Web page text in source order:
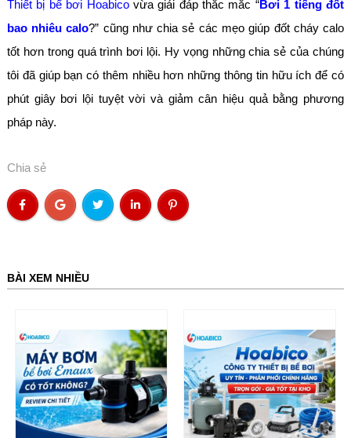
Thiết bị bể bơi Hoabicovừa giải đáp thắc mắc “Bơi 1 tiếng đốt
bao nhiêu calo?” cũng như chia sẻ các mẹo giúp đốt cháy calo
tốt hơn trong quá trình bơi lội. Hy vọng những chia sẻ của chúng
tôi đã giúp bạn có thêm nhiều hơn những thông tin hữu ích để có
phút giây bơi lội tuyệt vời và giảm cân hiệu quả bằng phương
pháp này.
Chia sẻ
BÀI XEM NHIỀU